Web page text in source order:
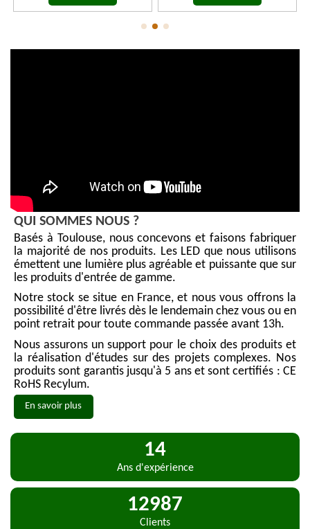
QUI SOMMES NOUS ?
Basés à Toulouse, nous concevons et faisons fabriquer
la majorité de nos produits. Les LED que nous utilisons
émettent une lumière plus agréable et puissante que sur
les produits d'entrée de gamme.
Notre stock se situe en France, et nous vous offrons la
possibilité d'être livrés dès le lendemain chez vous ou en
point retrait pour toute commande passée avant 13h.
Nous assurons un support pour le choix des produits et
la réalisation d'études sur des projets complexes. Nos
produits sont garantis jusqu'à 5 ans et sont certifiés : CE
RoHS Recylum.
En savoir plus
15
Ans d'expérience
13000
Clients